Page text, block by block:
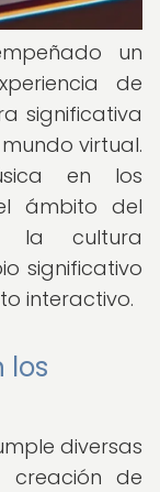
un
de
significativa
virtual.
en los
ámbito del
la cultura
significativo
interactivo.
los
diversas
creación de